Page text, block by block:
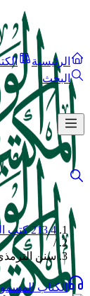
الرئيسية
البحث
213.4 كتب الكتب الستة
/
سنن
الكتاب